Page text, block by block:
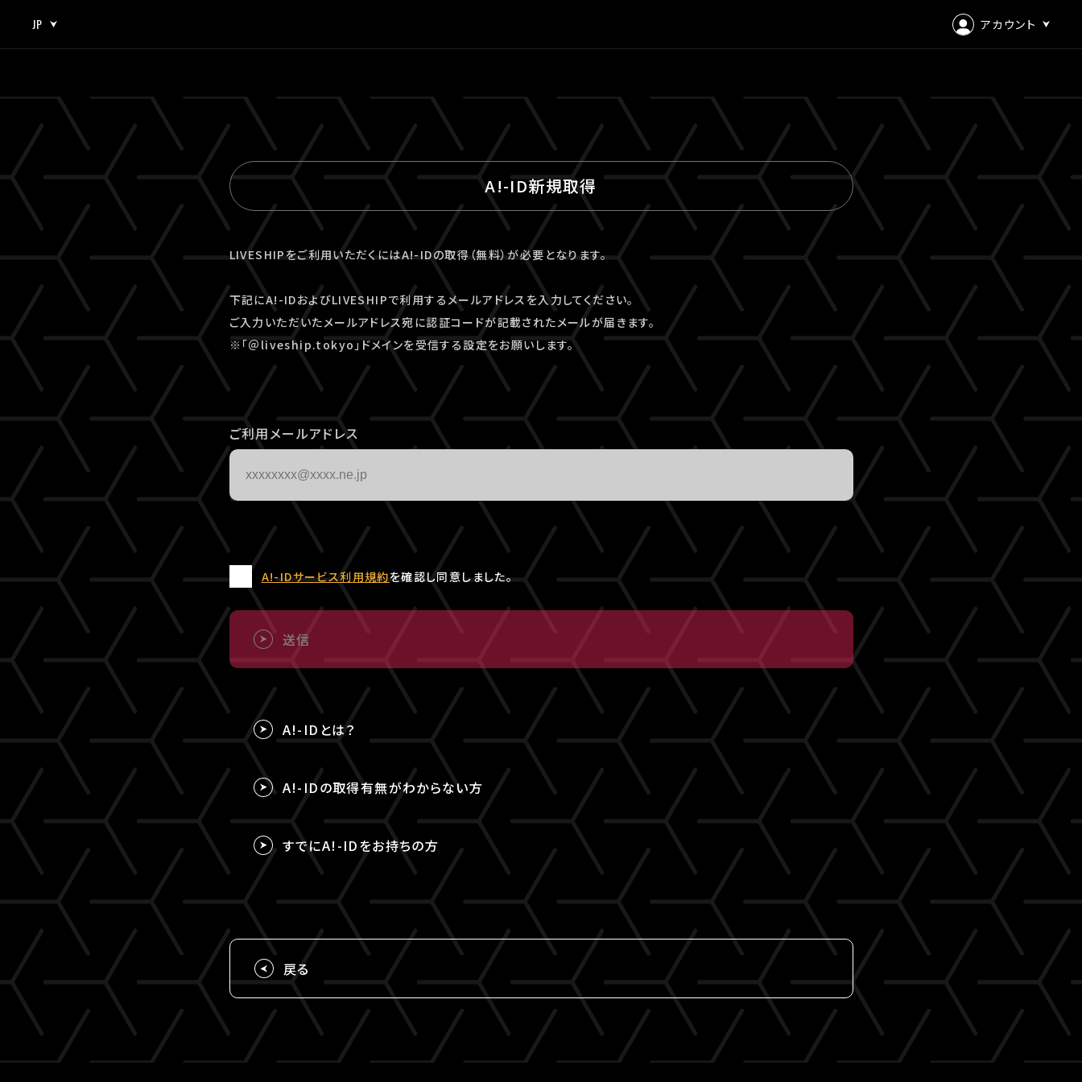
JP アカウント
EN
会員登録
A!-ID新規取得
LIVESHIPをご利用いただくにはA!-IDの取得（無料）が必要となります。
下記にA!-IDおよびLIVESHIPで利用するメールアドレスを入力してください。
ご入力いただいたメールアドレス宛に認証コードが記載されたメールが届きます。
※「＠liveship.tokyo」ドメインを受信する設定をお願いします。
ご利用メールアドレス
A!-IDサービス利用規約を確認し同意しました。
送信
A!-IDとは？
A!-IDの取得有無がわからない方
すでにA!-IDをお持ちの方
戻る